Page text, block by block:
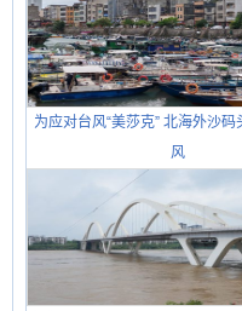
为应对台风“美莎克” 北海外沙
风